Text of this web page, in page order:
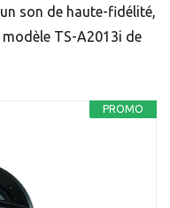
son de haute-fidélité,
TS-A2013i de
PROMO